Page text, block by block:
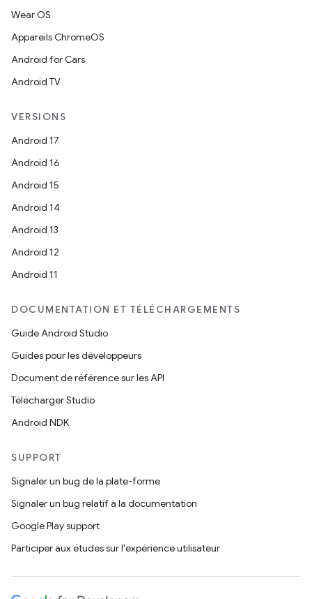
Wear OS
Appareils ChromeOS
Android for Cars
Android TV
VERSIONS
Android 17
Android 16
Android 15
Android 14
Android 13
Android 12
Android 11
DOCUMENTATION ET TÉLÉCHARGEMENTS
Guide Android Studio
Guides pour les développeurs
Document de référence sur les API
Télécharger Studio
Android NDK
SUPPORT
Signaler un bug de la plate-forme
Signaler un bug relatif à la documentation
Google Play support
Participer aux études sur l'expérience utilisateur